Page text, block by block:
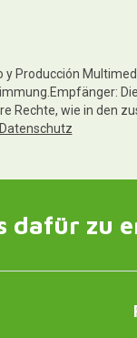
Producción
Rechte, wie in den
dafür zu